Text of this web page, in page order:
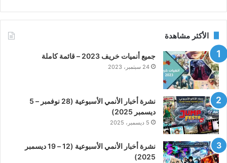
الأكثر مشاهدة
جميع أنميات خريف 2023 – قائمة كاملة
24 سبتمبر، 2023
نشرة أخبار الأنمي الأسبوعية (28 نوفمبر – 5
ديسمبر 2025)
5 ديسمبر، 2025
نشرة أخبار الأنمي الأسبوعية (12 – 19 ديسمبر
2025)